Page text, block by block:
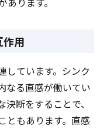
作用
しています。シンク
なる直感が働いてい
断をすることで、
ともあります。直感